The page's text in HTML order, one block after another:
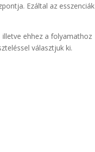
Ezáltal az esszenciák
ehhez a folyamathoz
választjuk ki.